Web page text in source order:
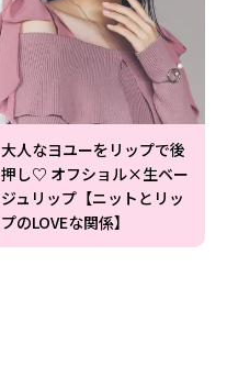
大人なヨユーをリップで後
押し♡ オフショル×生ベー
ジュリップ【ニットとリッ
プのLOVEな関係】